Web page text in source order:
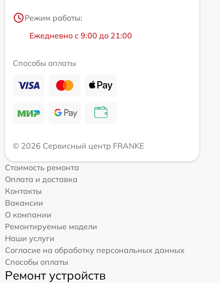
Режим работы:
Ежедневно с 9:00 до 21:00
Способы оплаты
© 2026 Сервисный центр FRANKE
Стоимость ремонта
Оплата и доставка
Контакты
Вакансии
О компании
Ремонтируемые модели
Наши услуги
Согласие на обработку персональных данных
Способы оплаты
Ремонт устройств